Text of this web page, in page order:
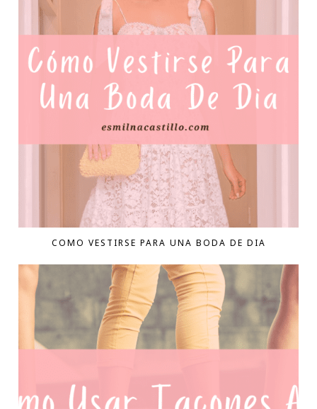
COMO VESTIRSE PARA UNA BODA DE DIA